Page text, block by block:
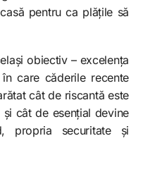
pentru ca plățile să
obiectiv – excelența
care căderile recente
cât de riscantă este
cât de esențial devine
propria securitate și